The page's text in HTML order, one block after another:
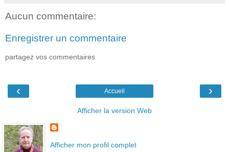
Aucun commentaire:
Enregistrer un commentaire
partagez vos commentaires
‹ ›
Accueil
Afficher la version Web
Afficher mon profil complet